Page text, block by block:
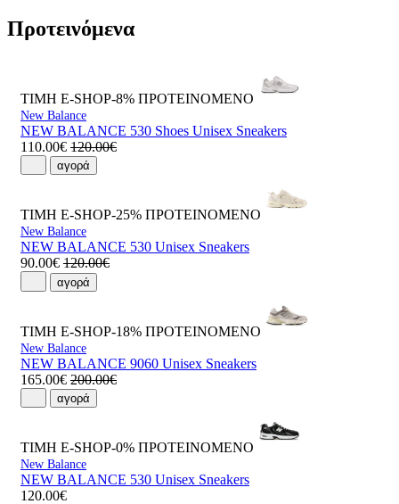
Προτεινόμενα
ΤΙΜΗ E-SHOP-8% ΠΡΟΤΕΙΝΟΜΕΝΟ
New Balance
NEW BALANCE 530 Shoes Unisex Sneakers
110.00€ 120.00€
αγορά
ΤΙΜΗ E-SHOP-25% ΠΡΟΤΕΙΝΟΜΕΝΟ
New Balance
NEW BALANCE 530 Unisex Sneakers
90.00€ 120.00€
αγορά
ΤΙΜΗ E-SHOP-18% ΠΡΟΤΕΙΝΟΜΕΝΟ
New Balance
NEW BALANCE 9060 Unisex Sneakers
165.00€ 200.00€
αγορά
ΤΙΜΗ E-SHOP-0% ΠΡΟΤΕΙΝΟΜΕΝΟ
New Balance
NEW BALANCE 530 Unisex Sneakers
120.00€